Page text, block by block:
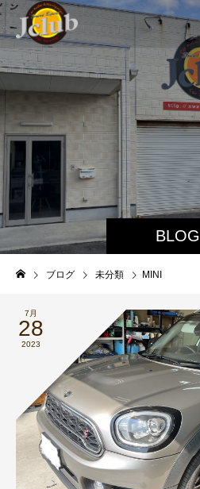
BLOG
ブログ 未分類 MINI
7月
28
2023